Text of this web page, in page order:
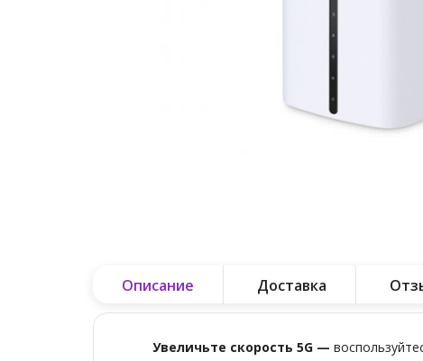
Описание Доставка
Увеличьте скорость 5G —